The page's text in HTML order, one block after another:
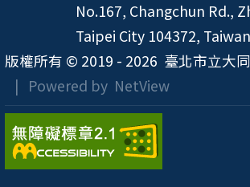
No.167, Changchun Rd.,
Taipei City 104372,
版權所有 © 2019 - 2026 臺北市立大
| Powered by NetView